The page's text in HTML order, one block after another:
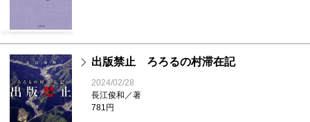
出版禁止 ろろるの村滞在記
2024/02/28
長江俊和／著
781円